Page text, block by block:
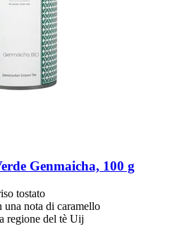
Genmaicha, 100 g
tostato
una nota di caramello
regione del tè Uij